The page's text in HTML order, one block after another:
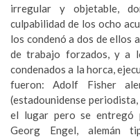
irregular y objetable,
culpabilidad de los ocho
los condenó a dos de ellos
de trabajo forzados, y a
condenados a la horca,
fueron: Adolf Fisher
(estadounidense
el lugar pero se entregó
Georg Engel, alemán